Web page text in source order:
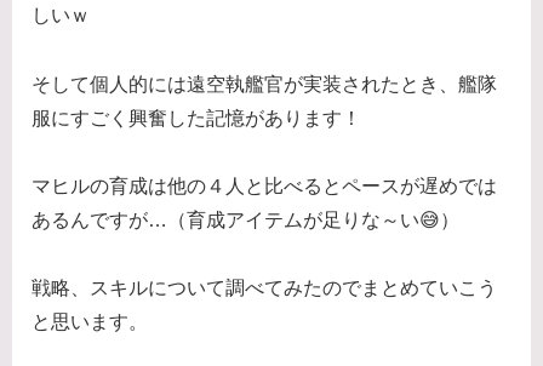
しいｗ
そして個人的には遠空執艦官が実装されたとき、艦隊
服にすごく興奮した記憶があります！
マヒルの育成は他の４人と比べるとペースが遅めでは
あるんですが…（育成アイテムが足りな～い😅）
戦略、スキルについて調べてみたのでまとめていこう
と思います。